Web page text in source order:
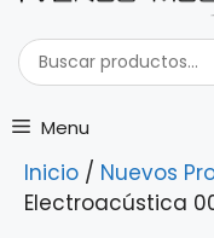
Buscar
productos...
Menu
Inicio / Nuevos
Electroacústica